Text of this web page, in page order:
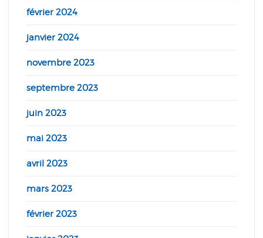
février 2024
janvier 2024
novembre 2023
septembre 2023
juin 2023
mai 2023
avril 2023
mars 2023
février 2023